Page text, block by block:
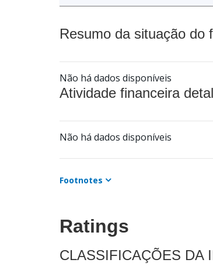
Resumo da situação do
Não há dados disponíveis
Atividade financeira
Não há dados disponíveis
Footnotes
Ratings
CLASSIFICAÇÕES DA